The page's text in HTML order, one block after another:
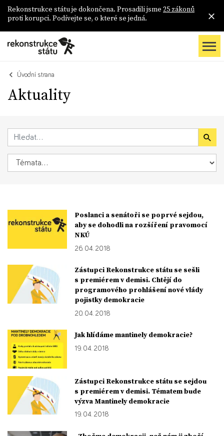
Rekonstrukce státu je dokončena. Prosadili jsme 25 zákonů
proti korupci. Podívejte se, o které se jedná.
Úvodní strana
Aktuality
Poslanci a senátoři se poprvé sejdou,
aby se dohodli na rozšíření pravomocí
NKÚ
26. 04. 2018
Zástupci Rekonstrukce státu se sešli
s premiérem v demisi. Chtějí do
programového prohlášení nové vlády
pojistky demokracie
20. 04. 2018
Jak hlídáme mantinely demokracie?
19. 04. 2018
Zástupci Rekonstrukce státu se sejdou
s premiérem v demisi. Tématem bude
výzva Mantinely demokracie
19. 04. 2018